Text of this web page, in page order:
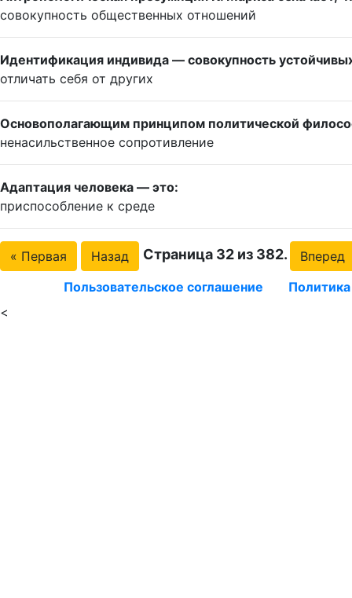
совокупность общественных отношений
Идентификация индивида — совокупность
отличать себя от других
Основополагающим принципом политической
ненасильственное сопротивление
Адаптация человека — это:
приспособление к среде
« Первая Назад Страница 32 из 382.
Вперед
Пользовательское соглашение
<